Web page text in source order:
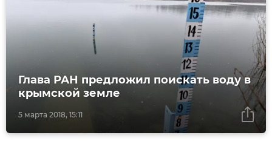
5 марта 2018, 15:11
Глава РАН предложил поискать воду в
крымской земле